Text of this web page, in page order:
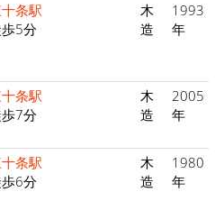
条駅
5分
木
造
1993
年
条駅
7分
木
造
2005
年
条駅
6分
木
造
1980
年